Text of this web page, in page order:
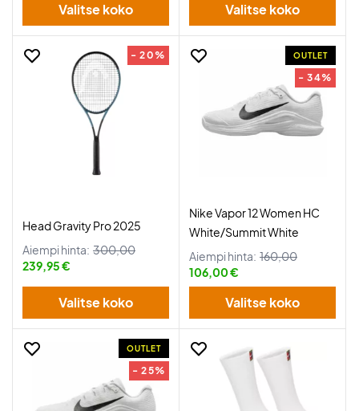
Valitse koko Valitse koko
- 20%
Head Gravity Pro 2025
Aiempi hinta: 300,00
239,95 €
Valitse koko
OUTLET
- 34%
Nike Vapor 12 Women HC
White/Summit White
Aiempi hinta: 160,00
106,00 €
Valitse koko
OUTLET
- 25%